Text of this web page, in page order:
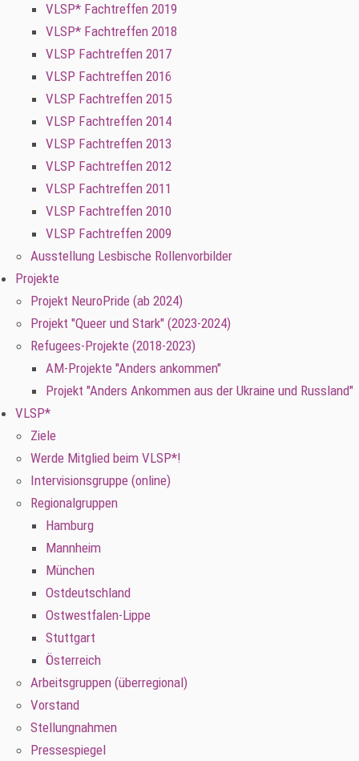
VLSP* Fachtreffen 2019
VLSP* Fachtreffen 2018
VLSP Fachtreffen 2017
VLSP Fachtreffen 2016
VLSP Fachtreffen 2015
VLSP Fachtreffen 2014
VLSP Fachtreffen 2013
VLSP Fachtreffen 2012
VLSP Fachtreffen 2011
VLSP Fachtreffen 2010
VLSP Fachtreffen 2009
Ausstellung Lesbische Rollenvorbilder
Projekte
Projekt NeuroPride (ab 2024)
Projekt "Queer und Stark" (2023-2024)
Refugees-Projekte (2018-2023)
AM-Projekte "Anders ankommen"
Projekt "Anders Ankommen aus der Ukraine und Russland"
VLSP*
Ziele
Werde Mitglied beim VLSP*!
Intervisionsgruppe (online)
Regionalgruppen
Hamburg
Mannheim
München
Ostdeutschland
Ostwestfalen-Lippe
Stuttgart
Österreich
Arbeitsgruppen (überregional)
Vorstand
Stellungnahmen
Pressespiegel